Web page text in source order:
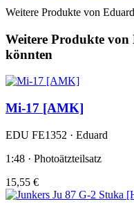
Weitere Produkte von Eduard
Weitere Produkte von
könnten
Mi-17 [AMK]
EDU FE1352 · Eduard
1:48 · Photoätzteilsatz
15,55 €